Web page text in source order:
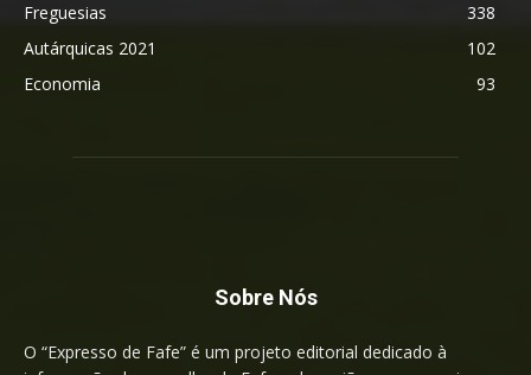
Freguesias
338
Autárquicas 2021
102
Economia
93
Sobre Nós
O “Expresso de Fafe” é um projeto editorial dedicado à